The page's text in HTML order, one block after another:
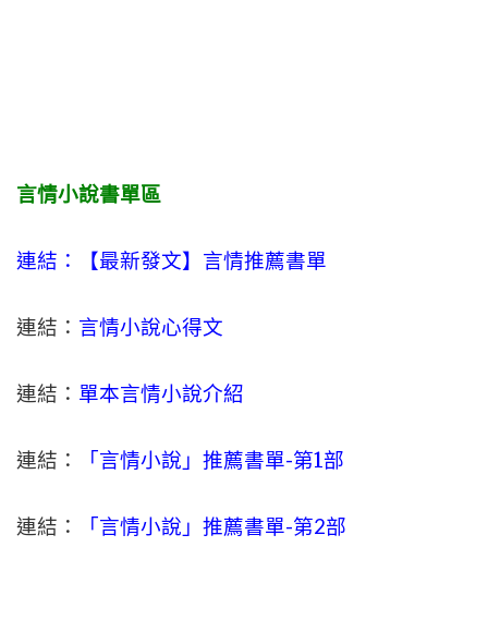
言情小說書單區
連結：【最新發文】 言情推薦書單
連結： 言情小說心得文
連結： 單本言情小說介紹
連結： 「言情小說」推薦書單-第1部
連結： 「言情小說」推薦書單-第2部